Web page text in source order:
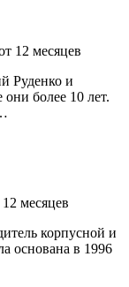
12 месяцев
Руденко и
более 10 лет.
месяцев
корпусной и
основана в 1996